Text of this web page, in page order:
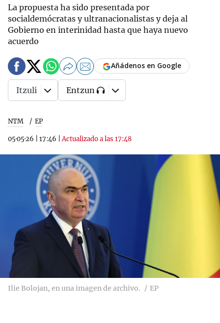
La propuesta ha sido presentada por
socialdemócratas y ultranacionalistas y deja al
Gobierno en interinidad hasta que haya nuevo
acuerdo
NTM EP
05·05·26 17:46 |Actualizado a las 17:48
Añádenos en Google
Itzuli Entzun
Ilie Bolojan, en una imagen de archivo. EP